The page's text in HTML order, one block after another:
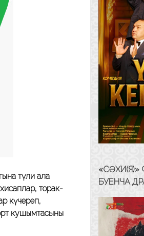
түли ала
торак-
күчереп,
кушымтасының
«СӘХИ(Я)»
БУЕНЧА